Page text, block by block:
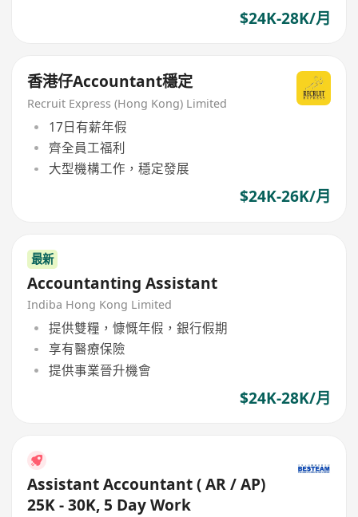
$24K-28K/月
香港仔Accountant穩定
Recruit Express (Hong Kong) Limited
17日有薪年假
齊全員工福利
大型機構工作，穩定發展
$24K-26K/月
最新
Accountanting Assistant
Indiba Hong Kong Limited
提供雙糧，慷慨年假，銀行假期
享有醫療保險
提供事業晉升機會
$24K-28K/月
Assistant Accountant ( AR / AP)
25K - 30K, 5 Day Work